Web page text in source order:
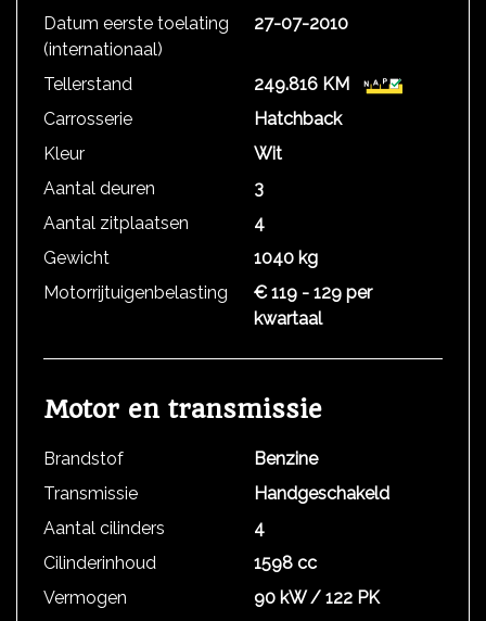
Datum eerste toelating
(internationaal)
27-07-2010
Tellerstand
249.816 KM
Carrosserie
Hatchback
Kleur
Wit
Aantal deuren
3
Aantal zitplaatsen
4
Gewicht
1040 kg
Motorrijtuigenbelasting
€ 119 - 129 per
kwartaal
Motor en transmissie
Brandstof
Benzine
Transmissie
Handgeschakeld
Aantal cilinders
4
Cilinderinhoud
1598 cc
Vermogen
90 kW / 122 PK